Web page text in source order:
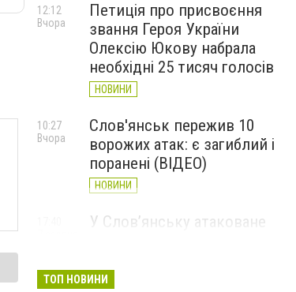
Петиція про присвоєння
звання Героя України
Олексію Юкову набрала
необхідні 25 тисяч голосів
НОВИНИ
12:12
Вчора
Слов'янськ пережив 10
ворожих атак: є загиблий і
поранені (ВІДЕО)
НОВИНИ
10:27
Вчора
У Слов’янську атаковане
НОВИНИ
ТОП НОВИНИ